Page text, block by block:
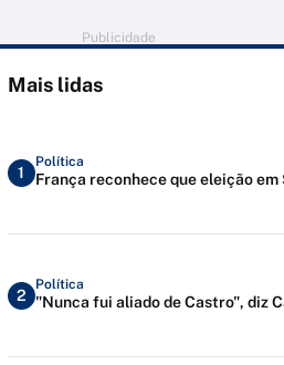
Publicidade
Mais lidas
1
Política
França reconhece que eleição em
2
Política
"Nunca fui aliado de Castro", diz